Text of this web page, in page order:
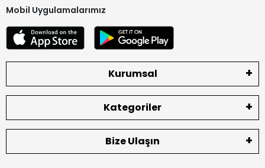
Mobil Uygulamalarımız
Kurumsal
Kategoriler
Bize Ulaşın